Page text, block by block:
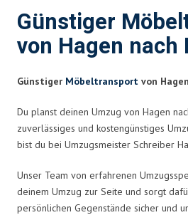
Günstiger
von Hagen nach
Günstiger Möbeltransport von
Du planst deinen Umzug von Hagen
zuverlässiges und kostengünstiges
bist du bei Umzugsmeister Schreiber
Unser Team von erfahrenen
deinem Umzug zur Seite und sorgt
persönlichen Gegenstände sicher und